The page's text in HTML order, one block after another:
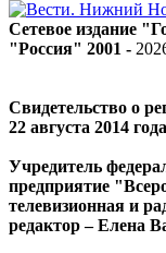
Сетевое издание
"Россия" 2001 -
Свидетельство о
22 августа 2014
Учредитель
предприятие
телевизионная и
редактор – Елена